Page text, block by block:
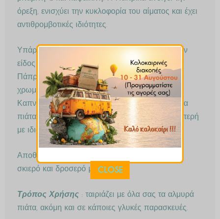
όρεξη, ενισχύει την κυκλοφορία του αίματος και έχει
αντιθρομβοτικές ιδιότητες.
Υπάρχουν πολλά είδη Πάπρικας ανάλογα με τον
είδος της πιπεριάς απο την οποία προέρχονται.
Πάπρικα γλυκιά, που είναι πολύ νόστιμη και
χρωματίζει τα πιάτα βαθυκόκκινα. Πάπρικα
Καπνιστή με έντονα καπνιστή μυρωδιά, δίνει στα
πιάτα καπνιστή γεύση και άρωμα. Πάπρικα καφτερή
με ιδιαίτερα έντονο κάψιμο και γεύση.
Αποθηκεύεται σε γυάλινο αεροστεγές βάζο, σε
σκιερό και δροσερό μέρος.
Τρόπος Χρήσης : ταιριάζει με όλα σας τα αλμυρά
πιάτα, ακόμη και σε κάποιες γλυκές παρασκευές.
CLOSE